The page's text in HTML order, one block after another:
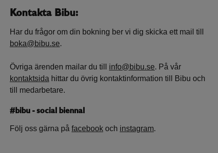
Kontakta Bibu:
Har du frågor om din bokning ber vi dig skicka ett mail till
boka@bibu.se.
Övriga ärenden mailar du till info@bibu.se. På vår
kontaktsida hittar du övrig kontaktinformation till Bibu och
till medarbetare.
#bibu - social biennal
Följ oss gärna på facebook och instagram.